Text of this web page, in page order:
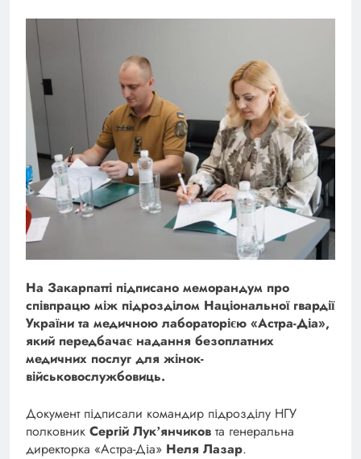
На Закарпатті підписано меморандум про
співпрацю між підрозділом Національної гвардії
України та медичною лабораторією «Астра-Діа»,
який передбачає надання безоплатних
медичних послуг для жінок-
військовослужбовиць.
Документ підписали командир підрозділу НГУ
полковник Сергій Лукʼянчиков та генеральна
директорка «Астра-Діа» Неля Лазар.